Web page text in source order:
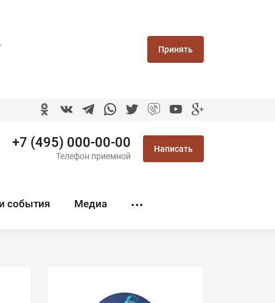
Принять
+7 (495) 000-00-00
Телефон приемной
Написать
события Медиа